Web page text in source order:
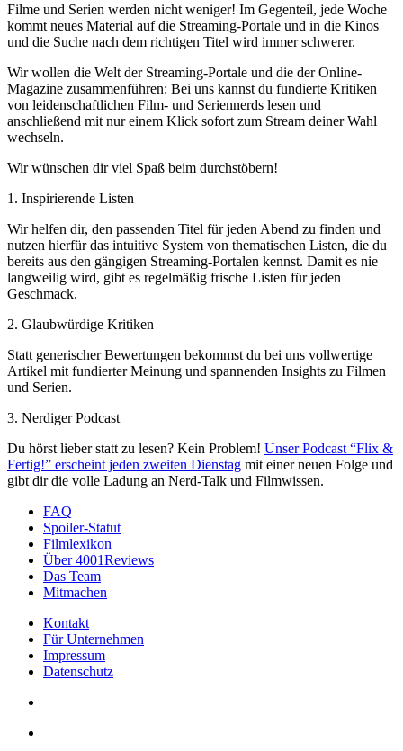
Filme und Serien werden nicht weniger! Im Gegenteil, jede Woche
kommt neues Material auf die Streaming-Portale und in die Kinos
und die Suche nach dem richtigen Titel wird immer schwerer.
Wir wollen die Welt der Streaming-Portale und die der Online-
Magazine zusammenführen: Bei uns kannst du fundierte Kritiken
von leidenschaftlichen Film- und Seriennerds lesen und
anschließend mit nur einem Klick sofort zum Stream deiner Wahl
wechseln.
Wir wünschen dir viel Spaß beim durchstöbern!
1. Inspirierende Listen
Wir helfen dir, den passenden Titel für jeden Abend zu finden und
nutzen hierfür das intuitive System von thematischen Listen, die du
bereits aus den gängigen Streaming-Portalen kennst. Damit es nie
langweilig wird, gibt es regelmäßig frische Listen für jeden
Geschmack.
2. Glaubwürdige Kritiken
Statt generischer Bewertungen bekommst du bei uns vollwertige
Artikel mit fundierter Meinung und spannenden Insights zu Filmen
und Serien.
3. Nerdiger Podcast
Du hörst lieber statt zu lesen? Kein Problem! Unser Podcast “Flix &
Fertig!” erscheint jeden zweiten Dienstag mit einer neuen Folge und
gibt dir die volle Ladung an Nerd-Talk und Filmwissen.
FAQ
Spoiler-Statut
Filmlexikon
Über 4001Reviews
Das Team
Mitmachen
Kontakt
Für Unternehmen
Impressum
Datenschutz